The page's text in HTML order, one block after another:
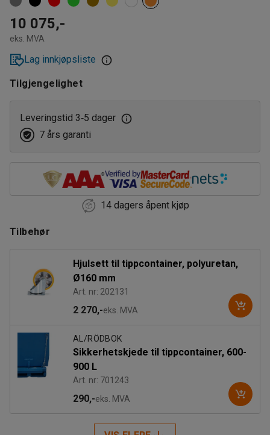
10 075,-
eks. MVA
Lag innkjøpsliste
Tilgjengelighet
Leveringstid 3‑5 dager
7 års garanti
14 dagers åpent kjøp
Tilbehør
Hjulsett til tippcontainer, polyuretan,
Ø160 mm
Art. nr: 202131
2 270,-eks. MVA
AL/RÖDBOK
Sikkerhetskjede til tippcontainer, 600-
900 L
Art. nr: 701243
290,-eks. MVA